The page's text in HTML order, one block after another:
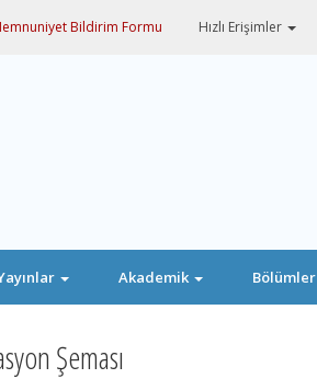
Bildirim Formu Hızlı Erişimler
Akademik Bölümler
Şeması